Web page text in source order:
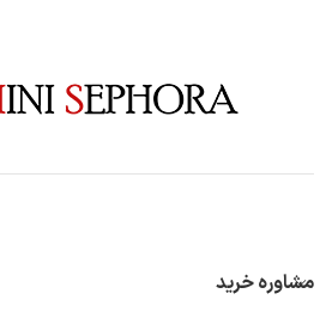
مشاوره خرید